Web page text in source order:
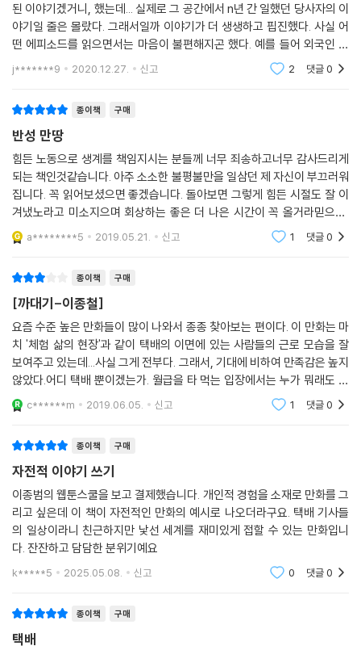
된 이야기겠거니, 했는데... 실제로 그 공간에서 n년 간 일했던 당사자의 이
야기일 줄은 몰랐다. 그래서일까 이야기가 더 생생하고 핍진했다. 사실 어
떤 에피소드를 읽으면서는 마음이 불편해지곤 했다. 예를 들어 외국인 노
동자에게 무례하게 대하는(깜둥이라고 칭하는) 모습에서 괜히 화가 났다.
작가는 실제로
j*******9 2020.12.27. 신고 2 댓글0
종이책 구매
반성 만땅
힘든 노동으로 생계를 책임지시는 분들께 너무 죄송하고너무 감사드리게
되는 책인것같습니다. 아주 소소한 불평불만을 일삼던 제 자신이 부끄러워
집니다. 꼭 읽어보셨으면 좋겠습니다. 돌아보면 그렇게 힘든 시절도 잘 이
겨냈노라고 미소지으며 회상하는 좋은 더 나은 시간이 꼭 올거라믿으며,
책 너무 잘 읽었고 다음 작품도 기대 만땅입니다.모두 화이팅하며, 건강하
게 잘 이겨냈으
a********5 2019.05.21. 신고 1 댓글0
종이책 구매
[까대기-이종철]
요즘 수준 높은 만화들이 많이 나와서 종종 찾아보는 편이다. 이 만화는 마
치 '체험 삶의 현장'과 같이 택배의 이면에 있는 사람들의 근로 모습을 잘
보여주고 있는데...사실 그게 전부다. 그래서, 기대에 비하여 만족감은 높지
않았다.어디 택배 뿐이겠는가. 월급을 타 먹는 입장에서는 누가 뭐래도 내
가 하는 일이 가장 힘들어 보인다. 육체적인 고단함과 시급 알바생의 애환
도 이해는
c******m 2019.06.05. 신고 1 댓글0
종이책 구매
자전적 이야기 쓰기
이종범의 웹툰스쿨을 보고 결제했습니다. 개인적 경험을 소재로 만화를 그
리고 싶은데 이 책이 자전적인 만화의 예시로 나오더라구요. 택배 기사들
의 일상이라니 친근하지만 낯선 세계를 재미있게 접할 수 있는 만화입니
다. 잔잔하고 담담한 분위기예요
k*****5 2025.05.08. 신고 0 댓글0
종이책 구매
택배